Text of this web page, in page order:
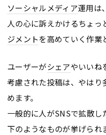
ソーシャルメディア運用は
人の心に訴えかけるちょっ
ジメントを高めていく作業
ユーザーがシェアやいいね
考慮された投稿は、やはり
めます。
一般的に人がSNSで拡散
下のようなものが挙げられ